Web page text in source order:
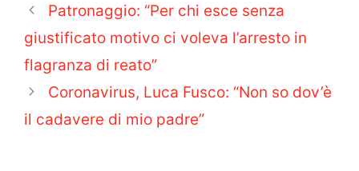
Patronaggio: “Per chi esce senza
giustificato motivo ci voleva l’arresto in
flagranza di reato”
Coronavirus, Luca Fusco: “Non so dov’è
il cadavere di mio padre”